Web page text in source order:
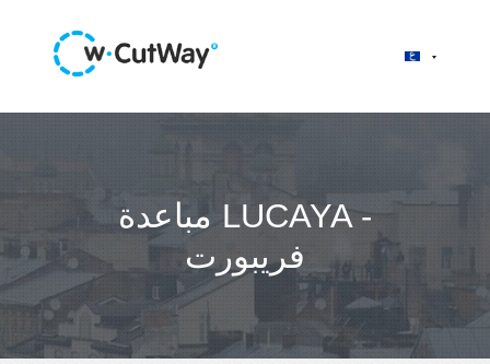
مباعدة LUCAYA -
فريبورت